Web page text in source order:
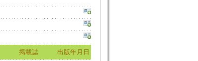
掲載誌 出版年月日